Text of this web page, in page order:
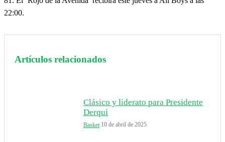
22:00.
Artículos relacionados
Clásico y liderato para Presidente
Derqui
Basket 10 de abril de 2025